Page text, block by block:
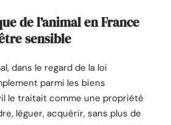
de l’animal en France
sensible
dans le regard de la loi
parmi les biens
le traitait comme une propriété
léguer, acquérir, sans plus de